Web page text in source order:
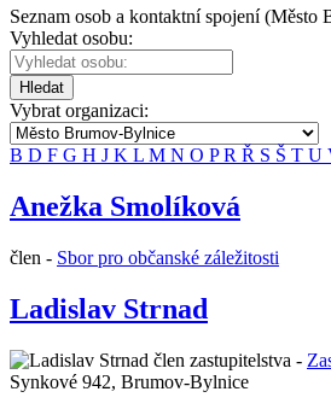
Seznam osob a kontaktní spojení (Město
Vyhledat osobu:
Hledat
Vybrat organizaci:
B D F G H J K L M N O PR Ř S Š T U
Anežka Smolíková
člen - Sbor pro občanské záležitosti
Ladislav Strnad
člen zastupitelstva -
Synkové 942, Brumov-Bylnice